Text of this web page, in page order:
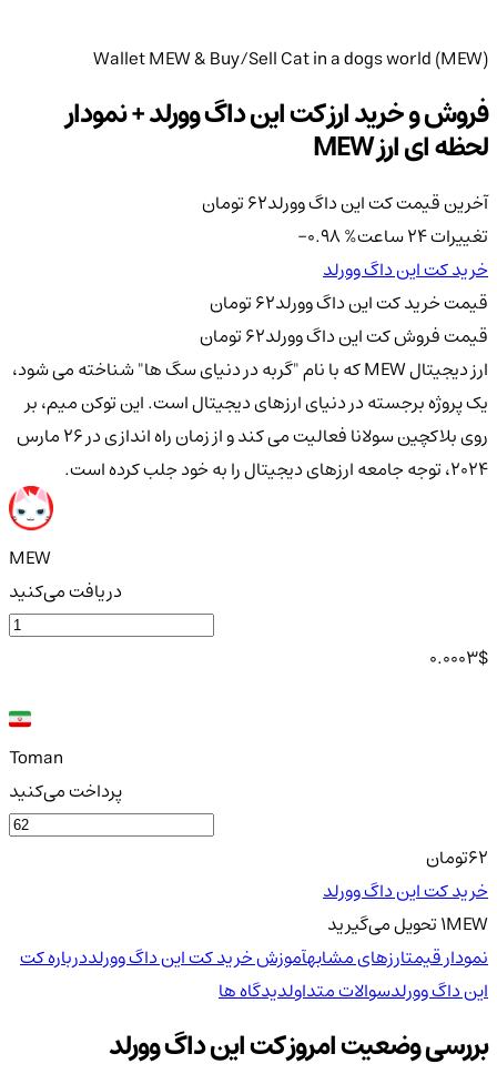
Wallet MEW & Buy/Sell Cat in a dogs world (MEW)
فروش و خرید ارز کت این داگ وورلد + نمودار
لحظه ای ارز MEW
آخرین قیمت کت این داگ وورلد62تومان
تغییرات 24 ساعت
-0.98%
خرید کت این داگ وورلد
قیمت خرید کت این داگ وورلد62تومان
قیمت فروش کت این داگ وورلد62تومان
ارز دیجیتال MEW که با نام "گربه در دنیای سگ ها" شناخته می شود،
یک پروژه برجسته در دنیای ارزهای دیجیتال است. این توکن میم، بر
روی بلاکچین سولانا فعالیت می کند و از زمان راه اندازی در ۲۶ مارس
۲۰۲۴، توجه جامعه ارزهای دیجیتال را به خود جلب کرده است.
MEW
دریافت می‌کنید
0.0003$
Toman
پرداخت می‌کنید
62تومان
خرید کت این داگ وورلد
1MEWتحویلمی‌گیرید
نمودار قیمتارزهای مشابهآموزش خرید کت این داگ وورلددرباره کت
این داگ وورلدسوالات متداولدیدگاه ها
بررسی وضعیت امروز کت این داگ وورلد